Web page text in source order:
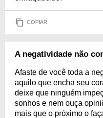
COPIAR
A negatividade não
Afaste de você toda a
aquilo que encha seu
deixe que ninguém
sonhos e nem ouça
mais que o próximo o